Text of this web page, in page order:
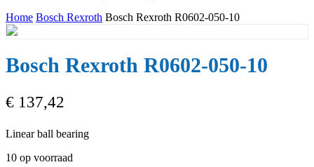
Home Bosch Rexroth Bosch Rexroth R0602-050-10
Bosch Rexroth R0602-050-10
€ 137,42
Linear ball bearing
10 op voorraad